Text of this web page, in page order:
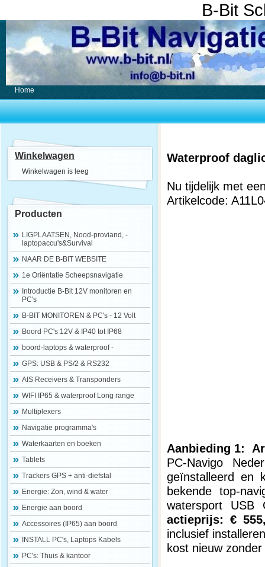
B-Bit
Home
Winkelwagen
Winkelwagen is leeg
Producten
LIGPLAATSEN, Nood-proviand, -
laptopaccu's&Survival
NAAR DE B-BIT WEBSITE
1e Oriëntatie Scheepsnavigatie
Introductie B-Bit 12V monitoren en
PC's
B-BIT MONITOREN & PC's - 12 Volt
Boord PC's 12V & IP40 tot IP68
boord-laptops & waterproof -
GPS: USB & PS/2 & RS232
AIS Receivers & Transponders
WIFI IP65 & waterproof Long range
Multiplexers
Navigatie programma's
Waterkaarten en boeken
Tablets
Trackers GPS + anti-diefstal
Energie: Zon, wind & water
Energie aan boord
Accessoires (IP65) aan boord
INSTALL PC's, Laptops Kabels
PC's: Thuis & kantoor
Waterproof
Nu tijdelijk met
Artikelcode:
Aanbieding 1:
PC-Navigo
geïnstalleerd en
bekende top-
watersport USB
actieprijs: €
inclusief
kost nieuw